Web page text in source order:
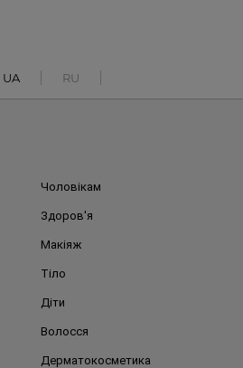
UA RU
Чоловікам
Здоров'я
Макіяж
Тіло
Діти
Волосся
Дерматокосметика